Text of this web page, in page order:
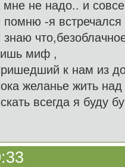
мне не надо.. и
помню -я встречался
знаю
миф ,
к нам из
желанье жить
всегда я буду